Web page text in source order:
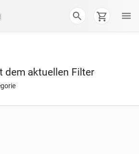
dem aktuellen Filter